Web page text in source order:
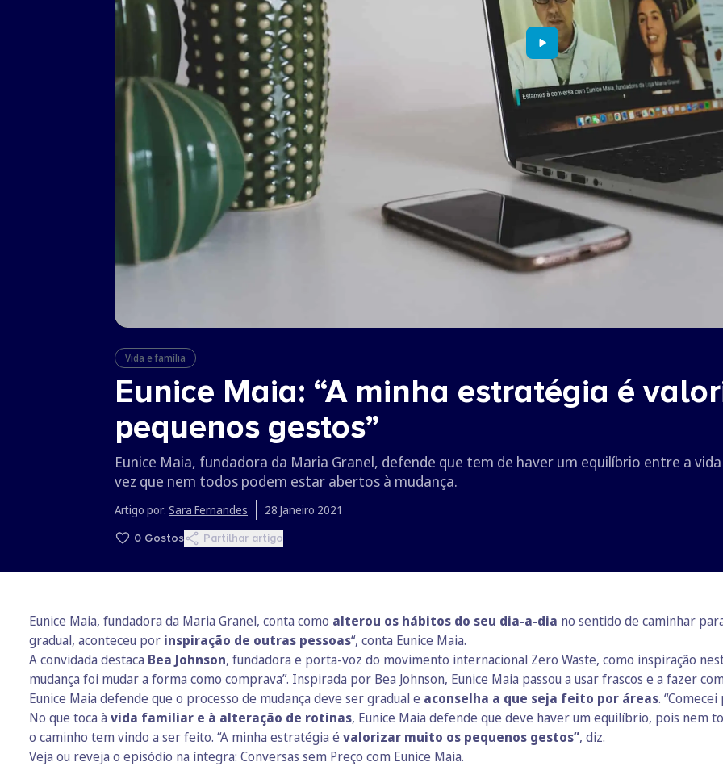
Vida e família
Eunice Maia: “A minha estratégia é
pequenos gestos”
Eunice Maia, fundadora da Maria Granel, defende que tem de haver um equilíbrio entre a
vez que nem todos podem estar abertos à mudança.
Artigo por: Sara Fernandes 28 Janeiro 2021
0 Gostos Partilhar artigo
Eunice Maia, fundadora da Maria Granel, conta como alterou os hábitos do seu dia-a-dia no sentido de caminhar
gradual, aconteceu por inspiração de outras pessoas“, conta Eunice Maia.
A convidada destaca Bea Johnson, fundadora e porta-voz do movimento internacional Zero Waste, como inspiração
mudança foi mudar a forma como comprava”. Inspirada por Bea Johnson, Eunice Maia passou a usar frascos e a fazer
Eunice Maia defende que o processo de mudança deve ser gradual e aconselha a que seja feito por áreas.
No que toca à vida familiar e à alteração de rotinas, Eunice Maia defende que deve haver um equilíbrio, pois nem
o caminho tem vindo a ser feito. “A minha estratégia é valorizar muito os pequenos gestos”, diz.
Veja ou reveja o episódio na íntegra: Conversas sem Preço com Eunice Maia.